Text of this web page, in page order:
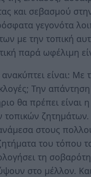
και σεβασμού
γεγονότα
με την τοπική
παρά ωφέλιμη
είναι: Με
Την
θα πρέπει είναι
τοπικών
στους
του τόπου
τη
στο μέλλον.